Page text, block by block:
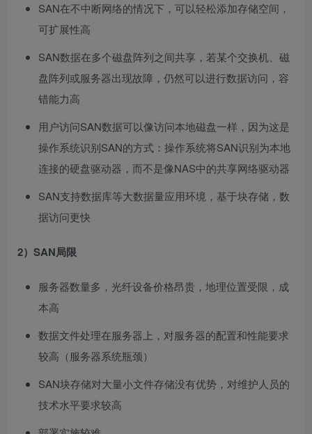
SAN在不中断网络的情况下，可以轻松添加存储空间，
可扩展性高
SAN数据在多个磁盘阵列之间共享，若某个交换机、磁
盘阵列或服务器出现故障，仍然可以进行数据访问，容
错能力高
用户访问SAN数据可以像访问本地磁盘一样，因为这是
操作系统识别SAN的方式：操作系统将SAN识别为本地
连接的硬盘驱动器，而不是像NAS中的共享网络驱动器
SAN支持数据库等大数据量应用环境，基于块存储，数
据访问更快
2）SAN局限
服务器数量多，光纤设备价格昂贵，地理位置受限，成
本高
数据文件处理在服务器上，对服务器的配置和性能要求
较高（服务器系统瓶颈）
SAN块存储对大量小文件存储没有优势，对维护人员的
技术水平要求较高